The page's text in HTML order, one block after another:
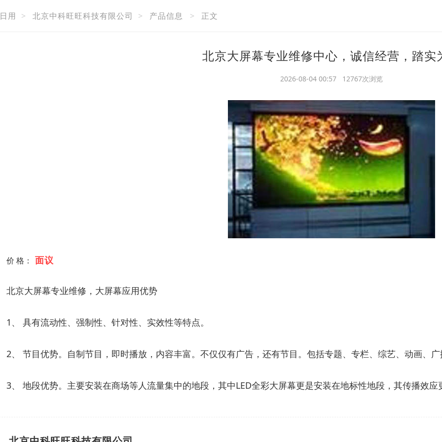
用 > 北京中科旺旺科技有限公司 > 产品信息 > 正文
北京大屏幕专业维修中心，诚信经营，踏实
2026-08-04 00:57 12767次浏览
价 格： 面议
北京大屏幕专业维修，大屏幕应用优势
1、 具有流动性、强制性、针对性、实效性等特点。
2、 节目优势。自制节目，即时播放，内容丰富。不仅仅有广告，还有节目。包括专题、专栏、综艺、动画、
3、 地段优势。主要安装在商场等人流量集中的地段，其中LED全彩大屏幕更是安装在地标性地段，其传播效